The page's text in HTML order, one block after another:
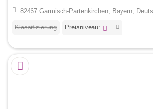
82467 Garmisch-Partenkirchen, Bayern,
Klassifizierung Preisniveau: